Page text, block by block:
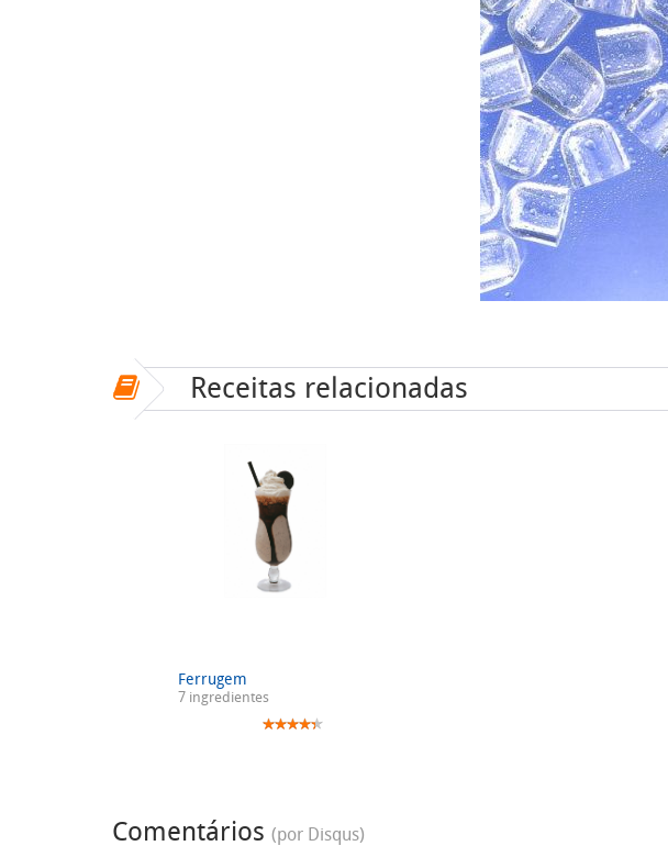
Receitas relacionadas
Ferrugem
7 ingredientes
Comentários (por Disqus)